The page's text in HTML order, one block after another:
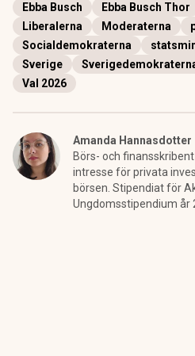
Ebba Busch
Ebba Busch Thor
Liberalerna
Moderaterna
Socialdemokraterna
Sverige
Val 2026
Amanda Hannasdotter
Börs- och
intresse för privata
börsen. Stipendiat för
Ungdomsstipendium år